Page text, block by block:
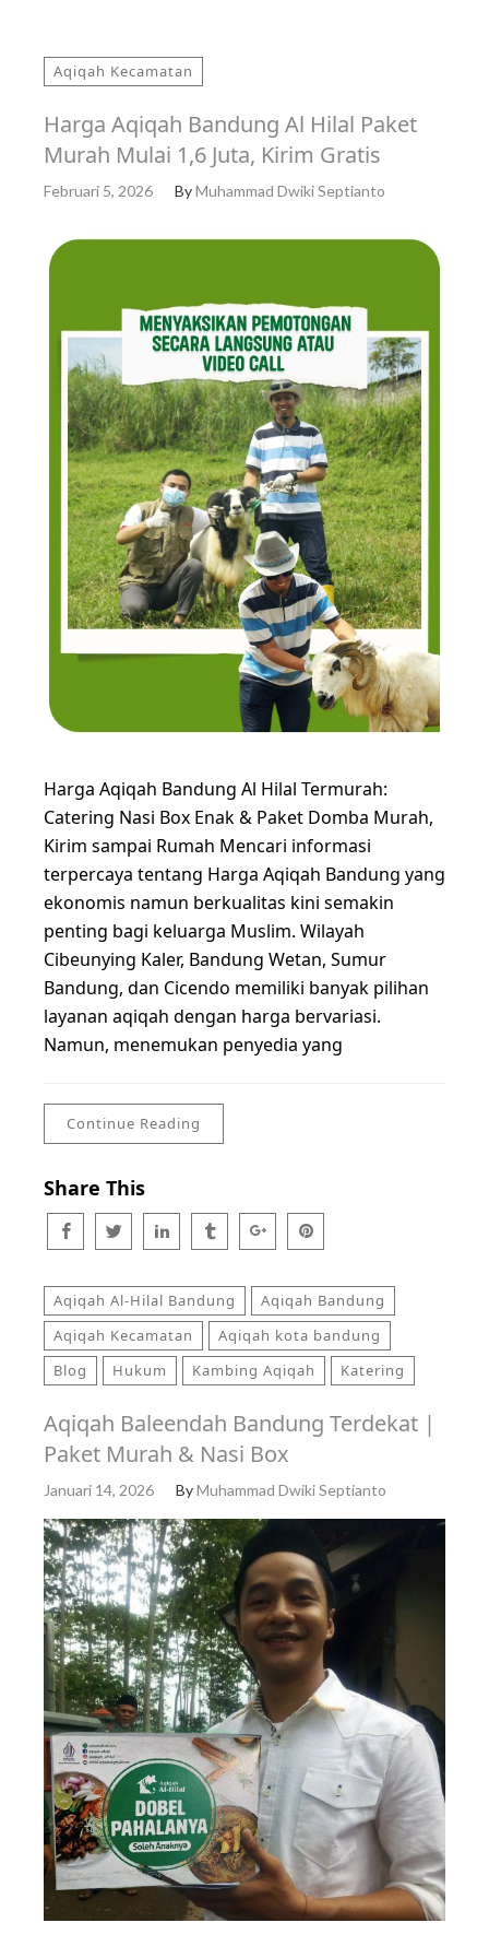
Aqiqah Kecamatan
Harga Aqiqah Bandung Al Hilal Paket
Murah Mulai 1,6 Juta, Kirim Gratis
Februari 5, 2026 ByMuhammad Dwiki Septianto
Harga Aqiqah Bandung Al Hilal Termurah:
Catering Nasi Box Enak & Paket Domba Murah,
Kirim sampai Rumah Mencari informasi
terpercaya tentang Harga Aqiqah Bandung yang
ekonomis namun berkualitas kini semakin
penting bagi keluarga Muslim. Wilayah
Cibeunying Kaler, Bandung Wetan, Sumur
Bandung, dan Cicendo memiliki banyak pilihan
layanan aqiqah dengan harga bervariasi.
Namun, menemukan penyedia yang
Continue Reading
Share This
Aqiqah Al-Hilal Bandung
Aqiqah Bandung
Aqiqah Kecamatan
Aqiqah kota bandung
Blog
Hukum Kambing Aqiqah Katering
Aqiqah Baleendah Bandung Terdekat |
Paket Murah & Nasi Box
Januari 14, 2026 ByMuhammad Dwiki Septianto